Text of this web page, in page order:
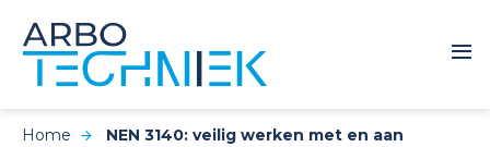
Home
NEN 3140: veilig werken met en aan